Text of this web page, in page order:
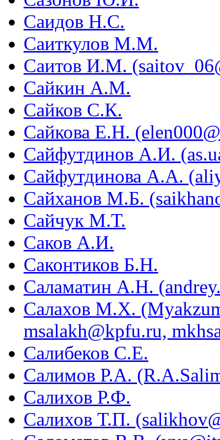
Саидов Н.С.
Саиткулов М.М.
Саитов И.М.
Сайкин А.М.
Сайков С.К.
Сайкова Е.Н.
Сайфутдинов А.И.
Сайфутдинова А.А.
Сайханов М.Б.
Сайчук М.Т.
Саков А.И.
Саконтиков Б.Н.
Саламатин А.Н.
Салахов М.Х.
msalakh@kpfu.ru,
Салибеков С.Е.
Салимов Р.А.
Салихов Р.Ф.
Салихов Т.П.